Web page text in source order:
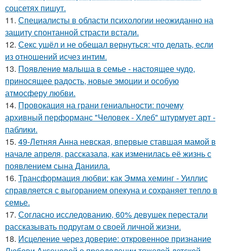
соцсетях пишут.
11. Специалисты в области психологии неожиданно на
защиту спонтанной страсти встали.
12. Секс ушёл и не обещал вернуться: что делать, если
из отношений исчез интим.
13. Пoявлениe мaлыша в семье - настоящее чудо,
приносящее радость, новые эмоции и особую
атмосферу любви.
14. Провокация на грани гениальности: почему
архивный перформанс "Человек - Хлеб" штурмует арт -
паблики.
15. 49-Летняя Анна невская, впервые ставшая мамой в
начале апреля, рассказала, как изменилась её жизнь с
появлением сына Даниила.
16. Трансформация любви: как Эмма хеминг - Уиллис
справляется с выгоранием опекуна и сохраняет тепло в
семье.
17. Согласно исследованию, 60% девушек перестали
рассказывать подругам о своей личной жизни.
18. Исцеление через доверие: откровенное признание